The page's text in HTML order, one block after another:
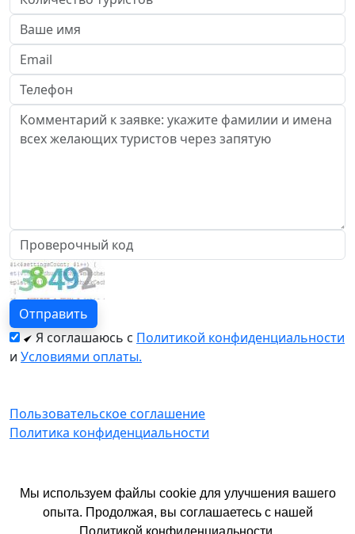
Я соглашаюсь с Политикой конфиденциальности
и Условиями оплаты.
Пользовательское соглашение
Политика конфиденциальности
© 2026 год. Официальный сайт Екатурс.
Имеются противопоказания. Необходима
консультация специалиста.
Мы используем файлы cookie для улучшения вашего
опыта. Продолжая, вы соглашаетесь с нашей
Политикой конфиденциальности